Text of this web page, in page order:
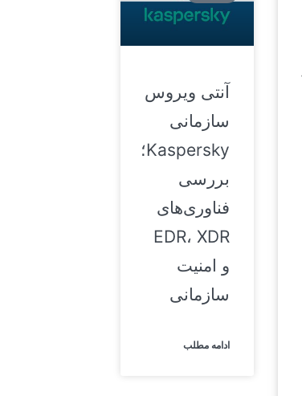
آنتی ویروس
سازمانی
Kaspersky؛
بررسی
فناوری‌های
EDR، XDR
و امنیت
سازمانی
ادامه مطلب